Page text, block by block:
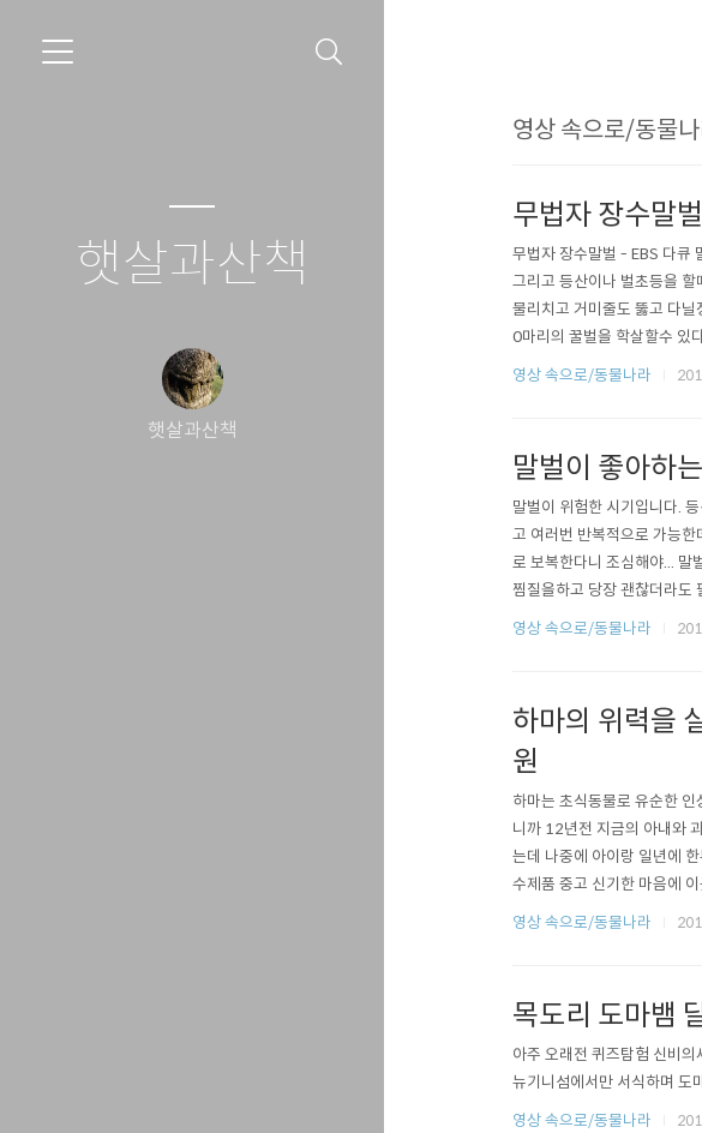
햇살과산책
햇살과산책
영상 속으로/동물
무법자 장수말
무법자 장수말벌 - EBS 다큐
그리고 등산이나 벌초등을
물리치고 거미줄도 뚫고 다
0마리의 꿀벌을 학살할수
영상 속으로/동물나라
말벌이 좋아하
말벌이 위험한 시기입니다.
고 여러번 반복적으로 가능
로 보복한다니 조심해야... 말
찜질을하고 당장 괜찮더라도
르기에 머리쪽을 보호하면서
영상 속으로/동물나라
하마의 위력을
원
하마는 초식동물로 유순한
니까 12년전 지금의 아내와
는데 나중에 아이랑 일년에
수제품 중고 신기한 마음에
데 당시에는 촬영을 해본적
영상 속으로/동물나라
목도리 도마뱀
아주 오래전 퀴즈탐험 신비
뉴기니섬에서만 서식하며 도
영상 속으로/동물나라